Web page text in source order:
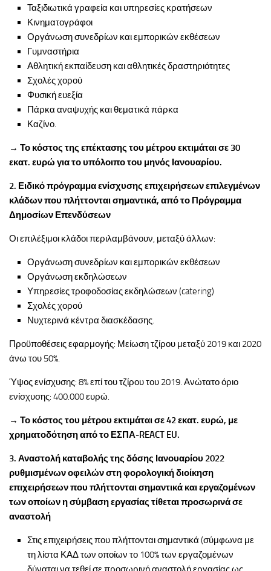
Ταξιδιωτικά γραφεία και υπηρεσίες κρατήσεων
Κινηματογράφοι
Οργάνωση συνεδρίων και εμπορικών εκθέσεων
Γυμναστήρια
Αθλητική εκπαίδευση και αθλητικές δραστηριότητες
Σχολές χορού
Φυσική ευεξία
Πάρκα αναψυχής και θεματικά πάρκα
Καζίνο.
→ Το κόστος της επέκτασης του μέτρου εκτιμάται σε 30
εκατ. ευρώ για το υπόλοιπο του μηνός Ιανουαρίου.
2. Ειδικό πρόγραμμα ενίσχυσης επιχειρήσεων επιλεγμένων
κλάδων που πλήττονται σημαντικά, από το Πρόγραμμα
Δημοσίων Επενδύσεων
Οι επιλέξιμοι κλάδοι περιλαμβάνουν, μεταξύ άλλων:
Οργάνωση συνεδρίων και εμπορικών εκθέσεων
Οργάνωση εκδηλώσεων
Υπηρεσίες τροφοδοσίας εκδηλώσεων (catering)
Σχολές χορού
Νυχτερινά κέντρα διασκέδασης.
Προϋποθέσεις εφαρμογής: Μείωση τζίρου μεταξύ 2019 και 2020
άνω του 50%.
Ύψος ενίσχυσης: 8% επί του τζίρου του 2019. Ανώτατο όριο
ενίσχυσης: 400.000 ευρώ.
→ Το κόστος του μέτρου εκτιμάται σε 42 εκατ. ευρώ, με
χρηματοδότηση από το ΕΣΠΑ-REACT EU.
3. Αναστολή καταβολής της δόσης Ιανουαρίου 2022
ρυθμισμένων οφειλών στη φορολογική διοίκηση
επιχειρήσεων που πλήττονται σημαντικά και εργαζομένων
των οποίων η σύμβαση εργασίας τίθεται προσωρινά σε
αναστολή
Στις επιχειρήσεις που πλήττονται σημαντικά (σύμφωνα με
τη λίστα ΚΑΔ των οποίων το 100% των εργαζομένων